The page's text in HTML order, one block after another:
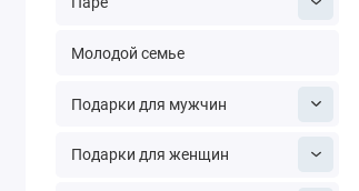
Молодой семье
Подарки для мужчин
Подарки для женщин